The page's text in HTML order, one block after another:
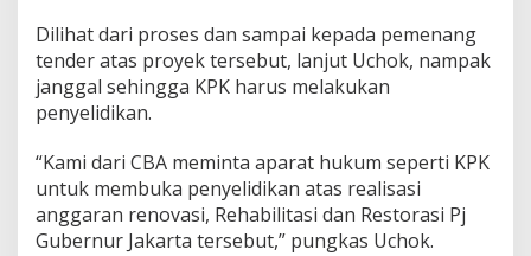
Dilihat dari proses dan sampai kepada pemenang
tender atas proyek tersebut, lanjut Uchok, nampak
janggal sehingga KPK harus melakukan
penyelidikan.
“Kami dari CBA meminta aparat hukum seperti KPK
untuk membuka penyelidikan atas realisasi
anggaran renovasi, Rehabilitasi dan Restorasi Pj
Gubernur Jakarta tersebut,” pungkas Uchok.